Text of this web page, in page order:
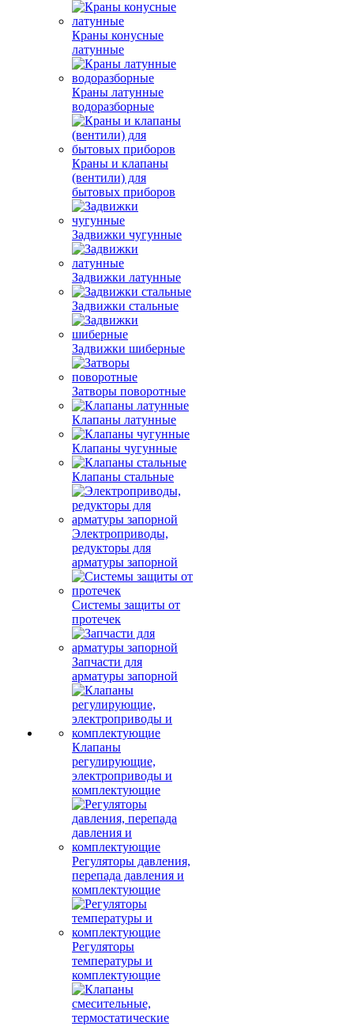
Краны конусные
латунные
Краны латунные
водоразборные
Краны и клапаны
(вентили) для
бытовых приборов
Задвижки чугунные
Задвижки латунные
Задвижки стальные
Задвижки шиберные
Затворы поворотные
Клапаны латунные
Клапаны чугунные
Клапаны стальные
Электроприводы,
редукторы для
арматуры запорной
Системы защиты от
протечек
Запчасти для
арматуры запорной
Клапаны
регулирующие,
электроприводы и
комплектующие
Регуляторы давления,
перепада давления и
комплектующие
Регуляторы
температуры и
комплектующие